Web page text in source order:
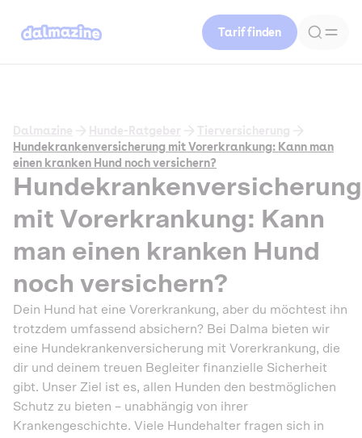
Tarif finden
Dalmazine Hunde-Ratgeber
Tierversicherung
Hundekrankenversicherung mit Vorerkrankung: Kann man
einen kranken Hund noch versichern?
Hundekrankenversicherung
mit Vorerkrankung: Kann
man einen kranken Hund
noch versichern?
Dein Hund hat eine Vorerkrankung, aber du möchtest ihn
trotzdem umfassend absichern? Bei Dalma bieten wir
eine Hundekrankenversicherung mit Vorerkrankung, die
dir und deinem treuen Begleiter finanzielle Sicherheit
gibt. Unser Ziel ist es, allen Hunden den bestmöglichen
Schutz zu bieten – unabhängig von ihrer
Krankengeschichte. Viele Hundehalter fragen sich in